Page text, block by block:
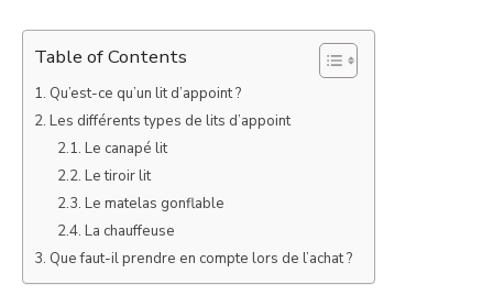
Table of Contents
Qu’est-ce qu’un lit d’appoint ?
Les différents types de lits d’appoint
Le canapé lit
Le tiroir lit
Le matelas gonflable
La chauffeuse
Que faut-il prendre en compte lors de l’achat ?